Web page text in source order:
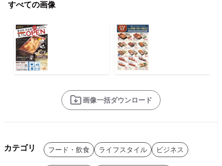
すべての画像
画像一括ダウンロード
カテゴリ フード・飲食 ライフスタイル ビジネス